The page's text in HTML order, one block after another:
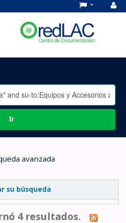
Ir
avanzada
su búsqueda
4 resultados.